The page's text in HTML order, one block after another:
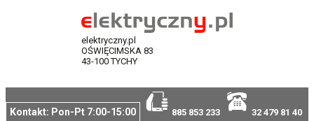
elektryczny.pl
OŚWIĘCIMSKA 83
43-100 TYCHY
Kontakt: Pon-Pt 7:00-15:00 885 853 233 32 479 81 40